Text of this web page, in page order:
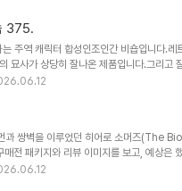
포징 안됩니다. 그래도 스테츄는 아닙니다
미지가 제대로 반영된 매력이 있습니다.* 대수
검이 포함되나, 사진상엔 없습니다.
375.
주역 캐릭터 합성인조인간 비숍입니다.레
묘사가 상당히 잘나온 제품입니다.그리고
리액션 피규어에 흔히 없는 기믹이 한가지
쌍벽을 이루었던 히어로 소머즈(The
전 패키지와 리뷰 이미지를 보고, 예상은
습니다."이거 너무한거 아니냐고!!!!"정말 지